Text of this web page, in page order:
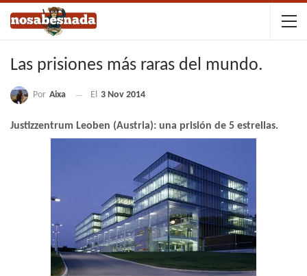
Las prisiones más raras del mundo.
Por Aixa El 3 Nov 2014
Justizzentrum Leoben (Austria): una prisión de 5 estrellas.